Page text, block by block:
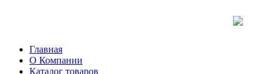
Главная
О Компании
Каталог товаров